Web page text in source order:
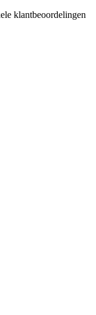
klantbeoordelingen